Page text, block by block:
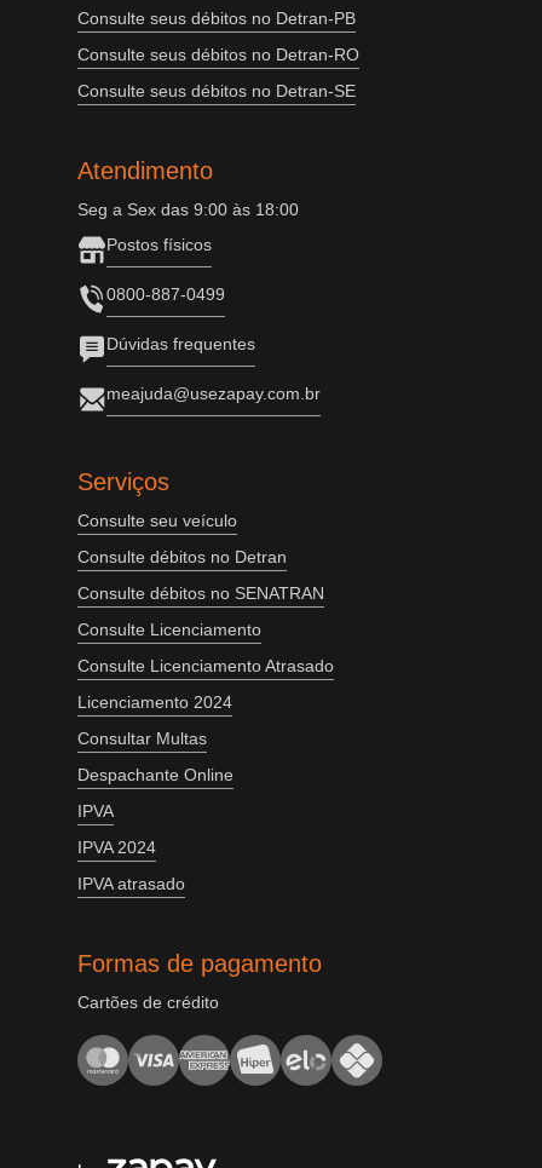
Consulte seus débitos no Detran-PB
Consulte seus débitos no Detran-RO
Consulte seus débitos no Detran-SE
Atendimento
Seg a Sex das 9:00 às 18:00
Postos físicos
0800-887-0499
Dúvidas frequentes
meajuda@usezapay.com.br
Serviços
Consulte seu veículo
Consulte débitos no Detran
Consulte débitos no SENATRAN
Consulte Licenciamento
Consulte Licenciamento Atrasado
Licenciamento 2024
Consultar Multas
Despachante Online
IPVA
IPVA 2024
IPVA atrasado
Formas de pagamento
Cartões de crédito